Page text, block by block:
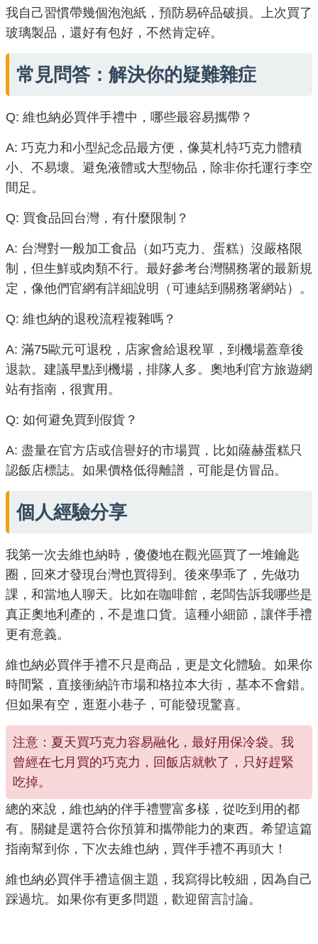
我自己習慣帶幾個泡泡紙，預防易碎品破損。上次買了
玻璃製品，還好有包好，不然肯定碎。
常見問答：解決你的疑難雜症
Q: 維也納必買伴手禮中，哪些最容易攜帶？
A: 巧克力和小型紀念品最方便，像莫札特巧克力體積
小、不易壞。避免液體或大型物品，除非你托運行李空
間足。
Q: 買食品回台灣，有什麼限制？
A: 台灣對一般加工食品（如巧克力、蛋糕）沒嚴格限
制，但生鮮或肉類不行。最好參考台灣關務署的最新規
定，像他們官網有詳細說明（可連結到關務署網站）。
Q: 維也納的退稅流程複雜嗎？
A: 滿75歐元可退稅，店家會給退稅單，到機場蓋章後
退款。建議早點到機場，排隊人多。奧地利官方旅遊網
站有指南，很實用。
Q: 如何避免買到假貨？
A: 盡量在官方店或信譽好的市場買，比如薩赫蛋糕只
認飯店標誌。如果價格低得離譜，可能是仿冒品。
個人經驗分享
我第一次去維也納時，傻傻地在觀光區買了一堆鑰匙
圈，回來才發現台灣也買得到。後來學乖了，先做功
課，和當地人聊天。比如在咖啡館，老闆告訴我哪些是
真正奧地利產的，不是進口貨。這種小細節，讓伴手禮
更有意義。
維也納必買伴手禮不只是商品，更是文化體驗。如果你
時間緊，直接衝納許市場和格拉本大街，基本不會錯。
但如果有空，逛逛小巷子，可能發現驚喜。
注意：夏天買巧克力容易融化，最好用保冷袋。我
曾經在七月買的巧克力，回飯店就軟了，只好趕緊
吃掉。
總的來說，維也納的伴手禮豐富多樣，從吃到用的都
有。關鍵是選符合你預算和攜帶能力的東西。希望這篇
指南幫到你，下次去維也納，買伴手禮不再頭大！
維也納必買伴手禮這個主題，我寫得比較細，因為自己
踩過坑。如果你有更多問題，歡迎留言討論。